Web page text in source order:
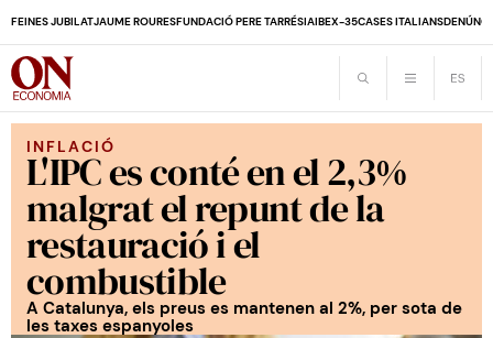
FEINES JUBILATJAUME ROURESFUNDACIÓ PERE TARRÉSIAIBEX-35CASES ITALIANS
INFLACIÓ
L'IPC es conté en el 2,3%
malgrat el repunt de la
restauració i el
combustible
A Catalunya, els preus es mantenen al 2%, per sota de
les taxes espanyoles